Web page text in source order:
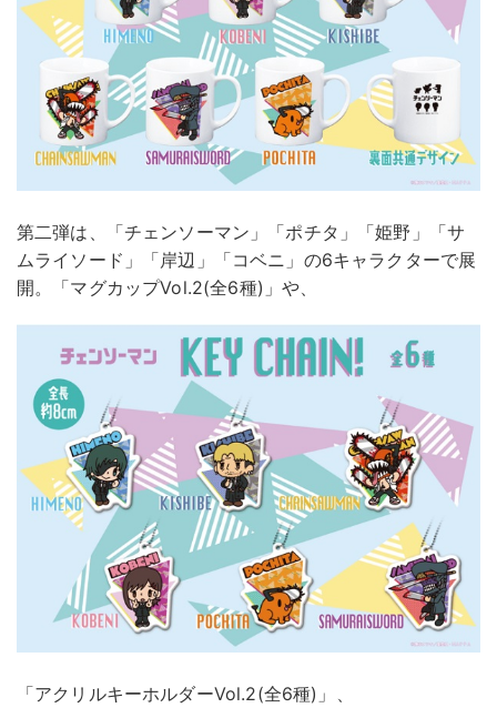
第二弾は、「チェンソーマン」「ポチタ」「姫野」「サ
ムライソード」「岸辺」「コベニ」の6キャラクターで展
開。「マグカップVol.2(全6種)」や、
「アクリルキーホルダーVol.2(全6種)」、